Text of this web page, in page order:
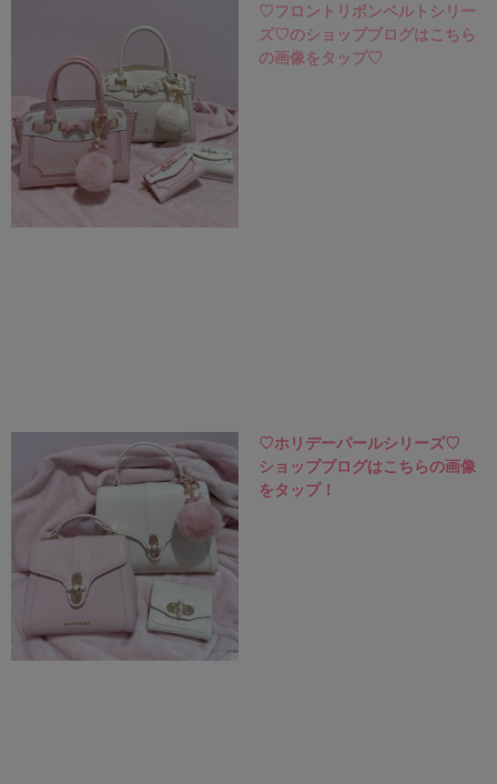
♡フロントリボンベルトシリー
ズ♡のショップブログはこちら
の画像をタップ♡
♡ホリデーパールシリーズ♡
ショップブログはこちらの画像
をタップ！